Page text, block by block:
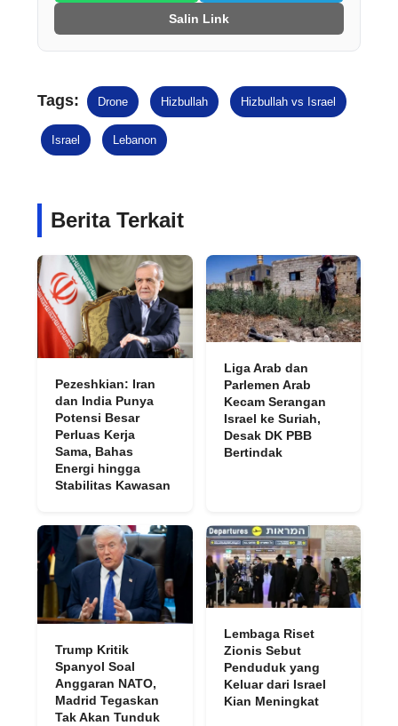
Salin Link
Tags: Drone Hizbullah Hizbullah vs Israel
Israel Lebanon
Berita Terkait
Pezeshkian: Iran
dan India Punya
Potensi Besar
Perluas Kerja
Sama, Bahas
Energi hingga
Stabilitas Kawasan
Liga Arab dan
Parlemen Arab
Kecam Serangan
Israel ke Suriah,
Desak DK PBB
Bertindak
Trump Kritik
Spanyol Soal
Anggaran NATO,
Madrid Tegaskan
Tak Akan Tunduk
Lembaga Riset
Zionis Sebut
Penduduk yang
Keluar dari Israel
Kian Meningkat